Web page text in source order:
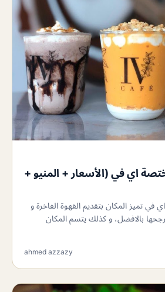
اي في (الأسعار + المنيو +
في تميز المكان بتقديم القهوة الفاخرة و
بالافضل، و كذلك يتسم المكان
ahmed azzazy